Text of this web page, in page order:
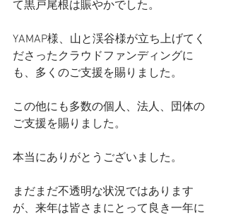
て黒戸尾根は賑やかでした。
YAMAP様、山と渓谷様が立ち上げてく
ださったクラウドファンディングに
も、多くのご支援を賜りました。
この他にも多数の個人、法人、団体の
ご支援を賜りました。
本当にありがとうございました。
まだまだ不透明な状況ではあります
が、来年は皆さまにとって良き一年に